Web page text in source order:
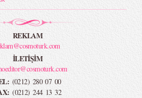
REKLAM
İLETİŞİM
(0212) 280 07 00
(0212) 244 13 32